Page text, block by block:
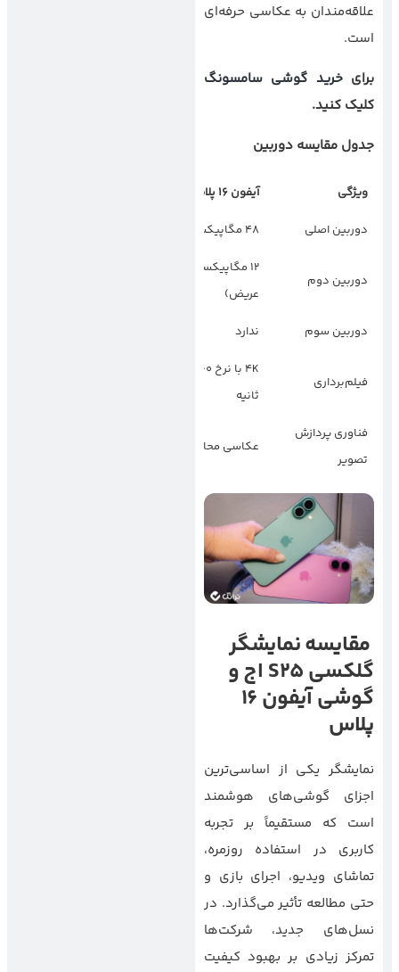
علاقه‌مندان به عکاسی حرفه‌ای
است.
برایخرید گوشی سامسونگ
کلیک کنید.
جدول مقایسه دوربین
ویژگی آیفون 16 پلاس
دوربین اصلی 48 مگاپیکسل
دوربین دوم
12 مگاپیکسل (فوق
عریض)
دوربین سوم ندارد
فیلم‌برداری
ثانیه
فناوری پردازش
تصویر
عکاسی محاسباتی
مقایسه نمایشگر
گلکسی S25 اج و
گوشی آیفون 16
پلاس
نمایشگر یکی از اساسی‌ترین
اجزای گوشی‌های هوشمند
است که مستقیماً بر تجربه
کاربری در استفاده روزمره،
تماشای ویدیو، اجرای بازی و
حتی مطالعه تأثیر می‌گذارد. در
نسل‌های جدید، شرکت‌ها
تمرکز زیادی بر بهبود کیفیت